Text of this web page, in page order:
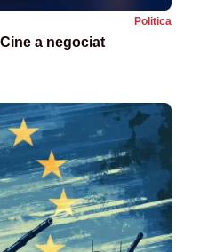
Politica
a negociat